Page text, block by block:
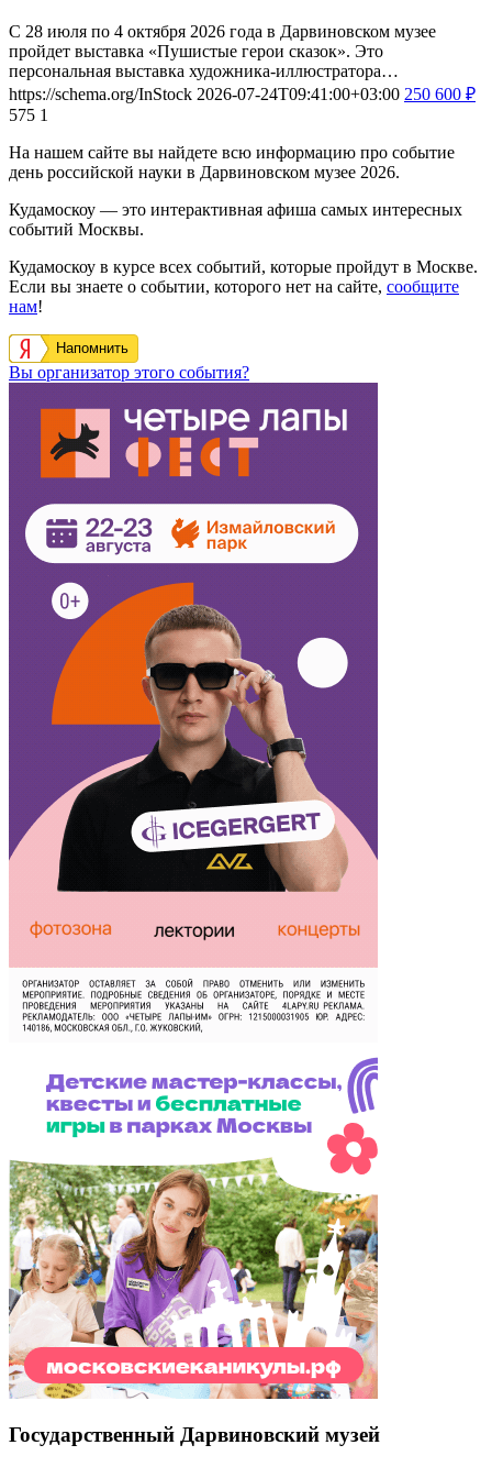
С 28 июля по 4 октября 2026 года в Дарвиновском музее
пройдет выставка «Пушистые герои сказок». Это
персональная выставка художника-иллюстратора…
https://schema.org/InStock 2026-07-24T09:41:00+03:00 250 600 ₽
575 1
На нашем сайте вы найдете всю информацию про событие
день российской науки в Дарвиновском музее 2026.
Кудамоскоу — это интерактивная афиша самых интересных
событий Москвы.
Кудамоскоу в курсе всех событий, которые пройдут в Москве.
Если вы знаете о событии, которого нет на сайте, сообщите
нам!
Напомнить
Вы организатор этого события?
Государственный Дарвиновский музей